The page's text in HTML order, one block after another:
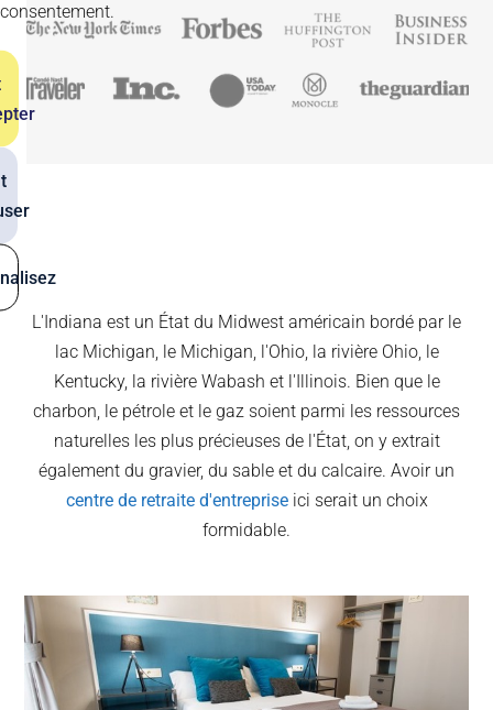
consentement.
L'Indiana est un État du Midwest américain bordé par le
lac Michigan, le Michigan, l'Ohio, la rivière Ohio, le
Kentucky, la rivière Wabash et l'Illinois. Bien que le
charbon, le pétrole et le gaz soient parmi les ressources
naturelles les plus précieuses de l'État, on y extrait
également du gravier, du sable et du calcaire. Avoir un
centre de retraite d'entrepriseici serait un choix
formidable.